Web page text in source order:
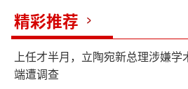
精彩推荐
上任才半月，立陶宛新总理涉嫌学
端遭调查